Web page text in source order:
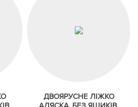
ДВОЯРУСНЕ ЛІЖКО